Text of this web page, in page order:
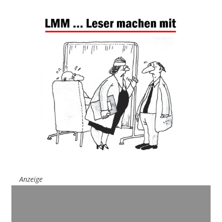
Anzeige